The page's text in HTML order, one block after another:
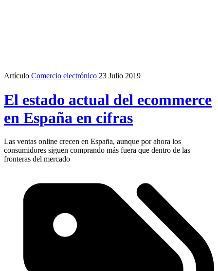
Artículo Comercio electrónico 23 Julio 2019
El estado actual del ecommerce
en España en cifras
Las ventas online crecen en España, aunque por ahora los
consumidores siguen comprando más fuera que dentro de las
fronteras del mercado